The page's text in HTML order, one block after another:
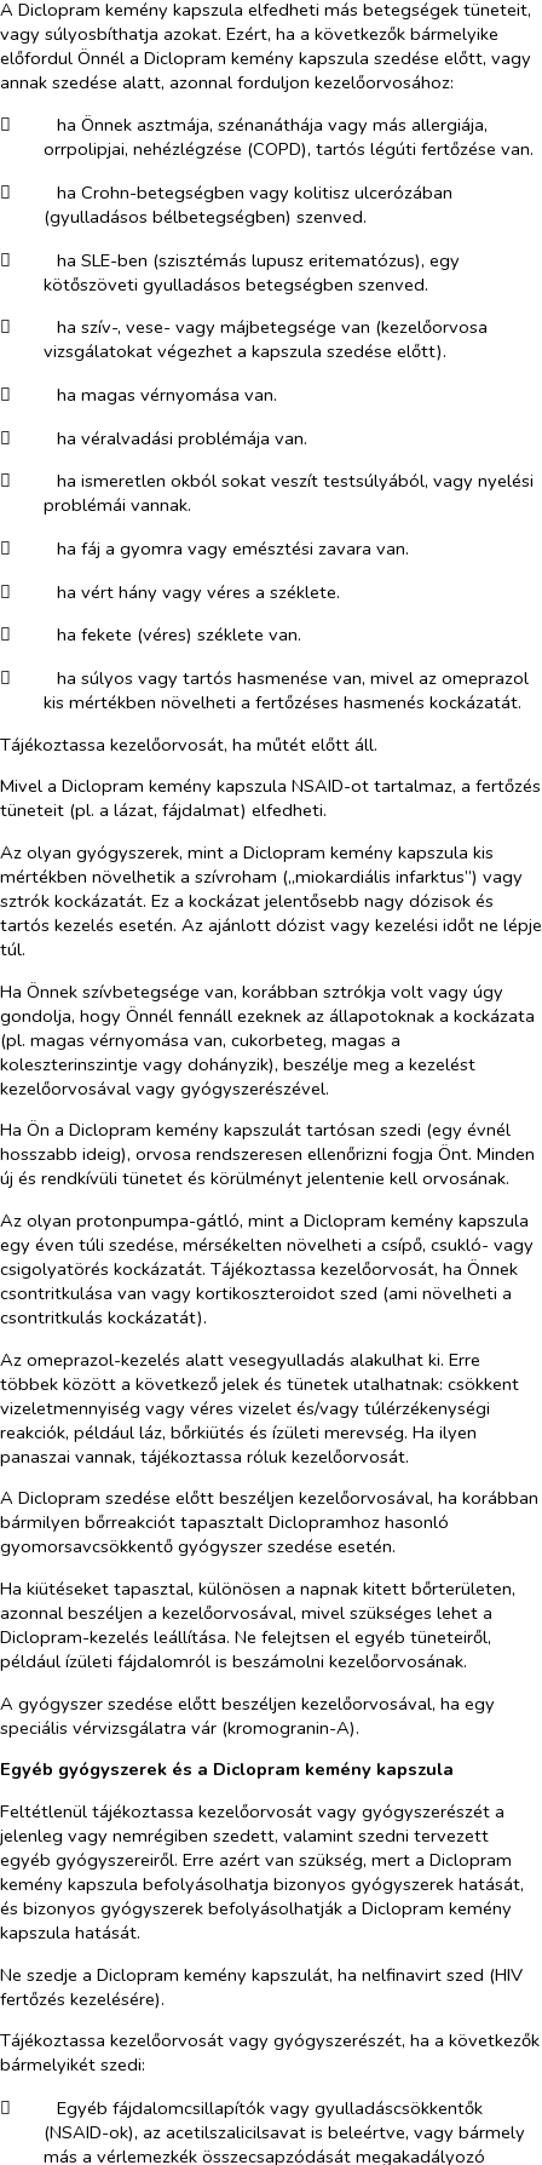
A Diclopram kemény kapszula elfedheti más betegségek tüneteit,
vagy súlyosbíthatja azokat. Ezért, ha a következők bármelyike
előfordul Önnél a Diclopram kemény kapszula szedése előtt, vagy
annak szedése alatt, azonnal forduljon kezelőorvosához:
​
ha Önnek asztmája, szénanáthája vagy más allergiája,
orrpolipjai, nehézlégzése (COPD), tartós légúti fertőzése van.
​
ha Crohn-betegségben vagy kolitisz ulcerózában
(gyulladásos bélbetegségben) szenved.
​
ha SLE-ben (szisztémás lupusz eritematózus), egy
kötőszöveti gyulladásos betegségben szenved.
​
ha szív-, vese- vagy májbetegsége van (kezelőorvosa
vizsgálatokat végezhet a kapszula szedése előtt).
​
ha magas vérnyomása van.
​
ha véralvadási problémája van.
​
ha ismeretlen okból sokat veszít testsúlyából, vagy nyelési
problémái vannak.
​
ha fáj a gyomra vagy emésztési zavara van.
​
ha vért hány vagy véres a széklete.
​
ha fekete (véres) széklete van.
​
ha súlyos vagy tartós hasmenése van, mivel az omeprazol
kis mértékben növelheti a fertőzéses hasmenés kockázatát.
Tájékoztassa kezelőorvosát, ha műtét előtt áll.
Mivel a Diclopram kemény kapszula NSAID-ot tartalmaz, a fertőzés
tüneteit (pl. a lázat, fájdalmat) elfedheti.
Az olyan gyógyszerek, mint a Diclopram kemény kapszula kis
mértékben növelhetik a szívroham („miokardiális infarktus”) vagy
sztrók kockázatát. Ez a kockázat jelentősebb nagy dózisok és
tartós kezelés esetén. Az ajánlott dózist vagy kezelési időt ne lépje
túl.
Ha Önnek szívbetegsége van, korábban sztrókja volt vagy úgy
gondolja, hogy Önnél fennáll ezeknek az állapotoknak a kockázata
(pl. magas vérnyomása van, cukorbeteg, magas a
koleszterinszintje vagy dohányzik), beszélje meg a kezelést
kezelőorvosával vagy gyógyszerészével.
Ha Ön a Diclopram kemény kapszulát tartósan szedi (egy évnél
hosszabb ideig), orvosa rendszeresen ellenőrizni fogja Önt. Minden
új és rendkívüli tünetet és körülményt jelentenie kell orvosának.
Az olyan protonpumpa-gátló, mint a Diclopram kemény kapszula
egy éven túli szedése, mérsékelten növelheti a csípő, csukló- vagy
csigolyatörés kockázatát. Tájékoztassa kezelőorvosát, ha Önnek
csontritkulása van vagy kortikoszteroidot szed (ami növelheti a
csontritkulás kockázatát).
Az omeprazol-kezelés alatt vesegyulladás alakulhat ki. Erre
többek között a következő jelek és tünetek utalhatnak: csökkent
vizeletmennyiség vagy véres vizelet és/vagy túlérzékenységi
reakciók, például láz, bőrkiütés és ízületi merevség. Ha ilyen
panaszai vannak, tájékoztassa róluk kezelőorvosát.
A Diclopram szedése előtt beszéljen kezelőorvosával, ha korábban
bármilyen bőrreakciót tapasztalt Diclopramhoz hasonló
gyomorsavcsökkentő gyógyszer szedése esetén.
Ha kiütéseket tapasztal, különösen a napnak kitett bőrterületen,
azonnal beszéljen a kezelőorvosával, mivel szükséges lehet a
Diclopram-kezelés leállítása. Ne felejtsen el egyéb tüneteiről,
például ízületi fájdalomról is beszámolni kezelőorvosának.
A gyógyszer szedése előtt beszéljen kezelőorvosával, ha egy
speciális vérvizsgálatra vár (kromogranin-A).
Egyéb gyógyszerek és a Diclopram kemény kapszula
Feltétlenül tájékoztassa kezelőorvosát vagy gyógyszerészét a
jelenleg vagy nemrégiben szedett, valamint szedni tervezett
egyéb gyógyszereiről. Erre azért van szükség, mert a Diclopram
kemény kapszula befolyásolhatja bizonyos gyógyszerek hatását,
és bizonyos gyógyszerek befolyásolhatják a Diclopram kemény
kapszula hatását.
Ne szedje a Diclopram kemény kapszulát, ha nelfinavirt szed (HIV
fertőzés kezelésére).
Tájékoztassa kezelőorvosát vagy gyógyszerészét, ha a következők
bármelyikét szedi:
​
Egyéb fájdalomcsillapítók vagy gyulladáscsökkentők
(NSAID-ok), az acetilszalicilsavat is beleértve, vagy bármely
más a vérlemezkék összecsapzódását megakadályozó